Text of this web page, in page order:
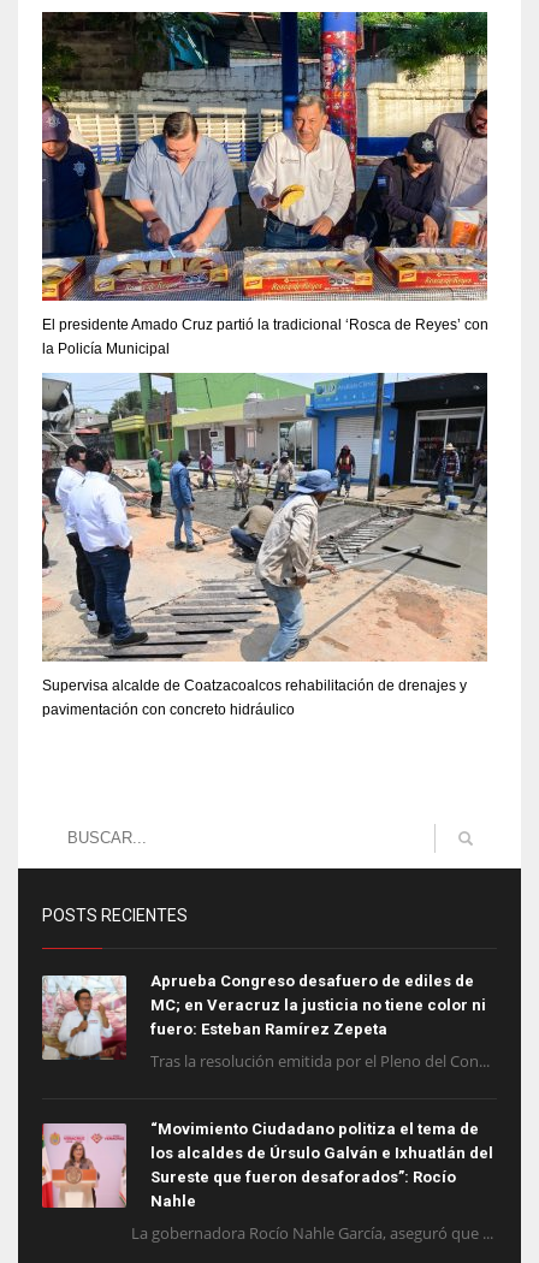
El presidente Amado Cruz partió la tradicional ‘Rosca de Reyes’ con
la Policía Municipal
Supervisa alcalde de Coatzacoalcos rehabilitación de drenajes y
pavimentación con concreto hidráulico
POSTS RECIENTES
Aprueba Congreso desafuero de ediles de
MC; en Veracruz la justicia no tiene color ni
fuero: Esteban Ramírez Zepeta
Tras la resolución emitida por el Pleno del Con...
“Movimiento Ciudadano politiza el tema de
los alcaldes de Úrsulo Galván e Ixhuatlán del
Sureste que fueron desaforados”: Rocío
Nahle
La gobernadora Rocío Nahle García, aseguró que ...